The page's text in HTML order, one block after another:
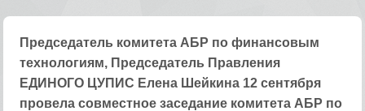
Председатель комитета АБР по финансовым
технологиям, Председатель Правления
ЕДИНОГО ЦУПИС Елена Шейкина 12 сентября
провела совместное заседание комитета АБР по